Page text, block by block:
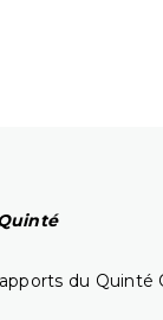
du Quinté